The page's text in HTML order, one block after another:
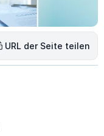
URL der Seite teilen